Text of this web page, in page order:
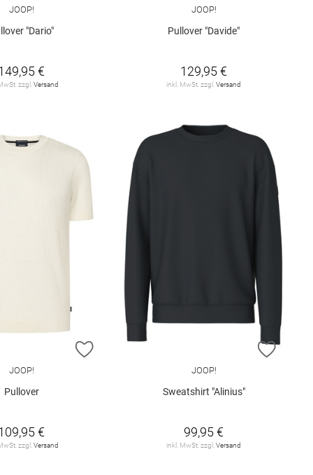
JOOP!
"Dario"
€
zzgl.Versand
JOOP!
Pullover "Davide"
129,95 €
inkl. MwSt. zzgl.Versand
HINZUFÜGEN
JOOP!
Pullover
€
zzgl.Versand
ZUR
JOOP!
Sweatshirt "Alinius"
99,95 €
inkl. MwSt. zzgl.Versand